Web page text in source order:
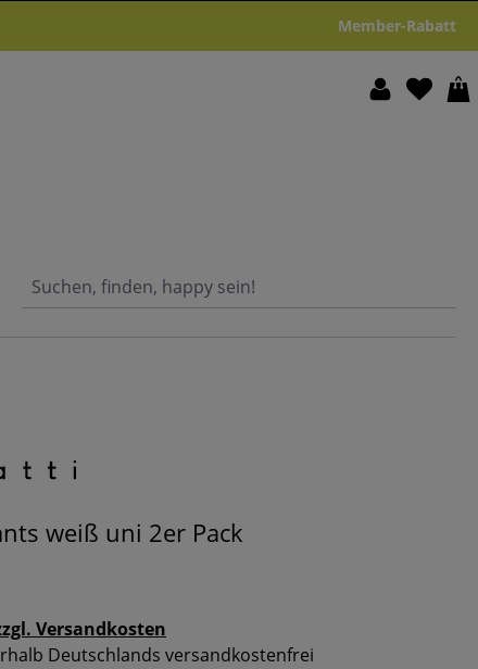
Member-Rabatt
weiß uni 2er Pack
Versandkosten
Deutschlands versandkostenfrei